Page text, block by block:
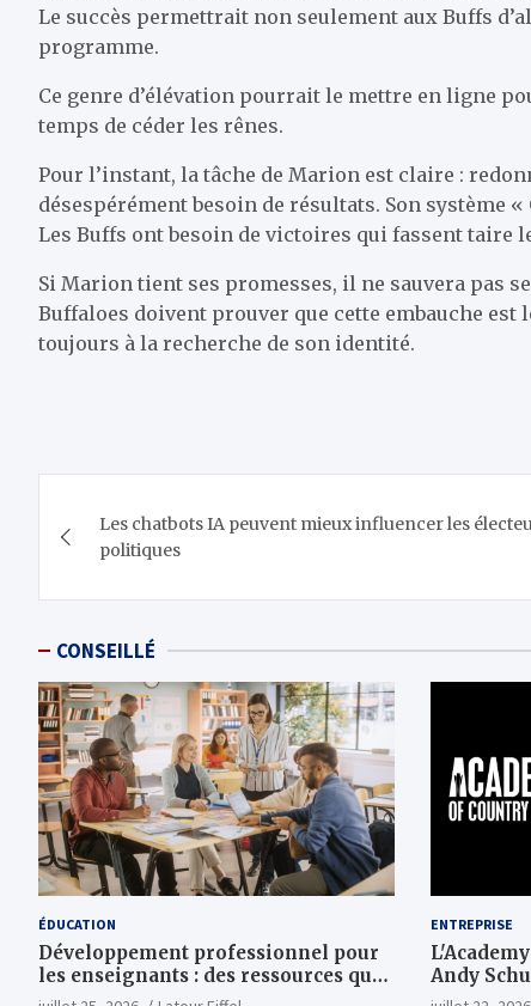
Le succès permettrait non seulement aux Buffs
programme.
Ce genre d’élévation pourrait le mettre en ligne
temps de céder les rênes.
Pour l’instant, la tâche de Marion est claire :
désespérément besoin de résultats. Son système
Les Buffs ont besoin de victoires qui fassent taire
Si Marion tient ses promesses, il ne sauvera pas
Buffaloes doivent prouver que cette embauche
toujours à la recherche de son identité.
de
l’article
Les chatbots IA peuvent mieux influencer les
politiques
CONSEILLÉ
ÉDUCATION
Développement professionnel pour
les enseignants : des ressources qui
vous engageront vraiment
ENTREPRISE
Andy
MTV et